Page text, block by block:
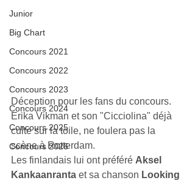
Junior
Big Chart
Concours 2021
Concours 2022
Concours 2023
Concours 2024
Concours 2025
Concours 2026
Déception pour les fans du concours.
Erika Vikman et son "Cicciolina" déjà
culte sur la toile, ne foulera pas la
scène à Rotterdam.
Les finlandais lui ont préféré Aksel
Kankaanranta et sa chanson Looking